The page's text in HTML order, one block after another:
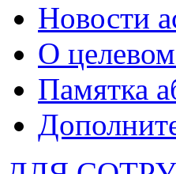
Новости
О
Памятка